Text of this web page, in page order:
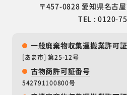
〒457-0828 愛知県名古
TEL : 0120-
一般廃棄物収集運搬業許可証
[あま市] 第25-12号
古物商許可証番号
542791100800号